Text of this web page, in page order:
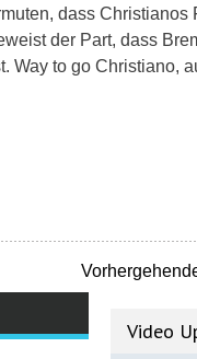
dass
der Part, dass
Way to go Christiano,
Video